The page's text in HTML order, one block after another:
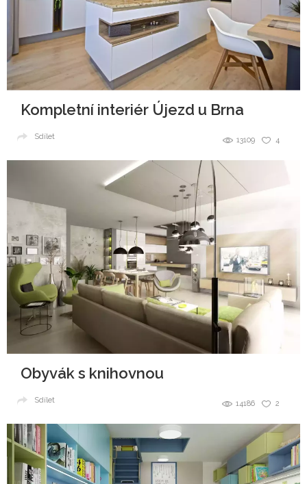
Kompletní interiér Újezd u Brna
4
13109
Sdílet
Obyvák s knihovnou
2
14186
Sdílet